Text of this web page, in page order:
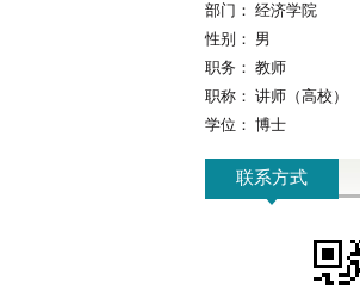
部门： 经济学院
性别： 男
职务： 教师
职称： 讲师（高校）
学位： 博士
联系方式